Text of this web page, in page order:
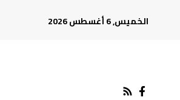
الخميس, 6 أغسطس 2026